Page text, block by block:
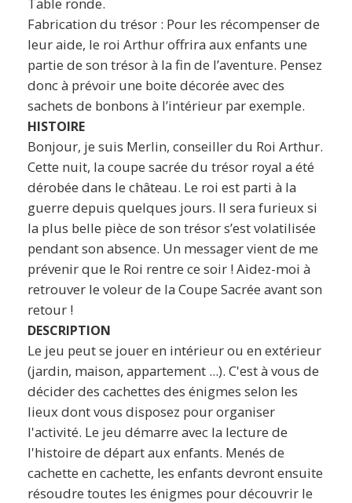
Fabrication du trésor : Pour les récompenser de
leur aide, le roi Arthur offrira aux enfants une
partie de son trésor à la fin de l’aventure. Pensez
donc à prévoir une boite décorée avec des
sachets de bonbons à l’intérieur par exemple.
HISTOIRE
Bonjour, je suis Merlin, conseiller du Roi Arthur.
Cette nuit, la coupe sacrée du trésor royal a été
dérobée dans le château. Le roi est parti à la
guerre depuis quelques jours. Il sera furieux si
la plus belle pièce de son trésor s’est volatilisée
pendant son absence. Un messager vient de me
prévenir que le Roi rentre ce soir ! Aidez-moi à
retrouver le voleur de la Coupe Sacrée avant son
retour !
DESCRIPTION
Le jeu peut se jouer en intérieur ou en extérieur
(jardin, maison, appartement ...). C'est à vous de
décider des cachettes des énigmes selon les
lieux dont vous disposez pour organiser
l'activité. Le jeu démarre avec la lecture de
l'histoire de départ aux enfants. Menés de
cachette en cachette, les enfants devront ensuite
résoudre toutes les énigmes pour découvrir le